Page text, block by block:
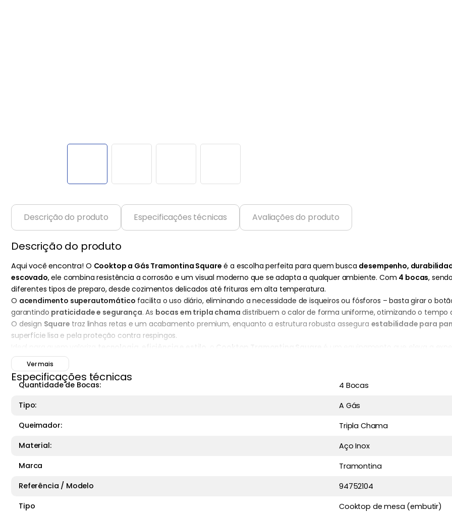
Descrição do produto Especificações técnicas Avaliações do produto
Descrição do produto
Aqui você encontra! O Cooktop a Gás Tramontina Square é a escolha perfeita para quem busca desempenho,
escovado, ele combina resistência a corrosão e um visual moderno que se adapta a qualquer ambiente. Com 4 bocas,
diferentes tipos de preparo, desde cozimentos delicados até frituras em alta temperatura.
O acendimento superautomático facilita o uso diário, eliminando a necessidade de isqueiros ou fósforos – basta girar o
garantindo praticidade e segurança. As bocas em tripla chama distribuem o calor de forma uniforme, otimizando o tempo
O design Square traz linhas retas e um acabamento premium, enquanto a estrutura robusta assegura estabilidade para
superfície lisa e pela proteção contra respingos.
Perfeito para cozinhas residenciais que exigem praticidade sem abrir mão do requinte.
Principais pontos fortes:
Tripla chama
Ver mais
Especificações técnicas
Quantidade de Bocas:
4 Bocas
Tipo:
A Gás
Queimador:
Tripla Chama
Material:
Aço Inox
Marca
Tramontina
Referência / Modelo
94752104
Tipo
Cooktop de mesa (embutir)